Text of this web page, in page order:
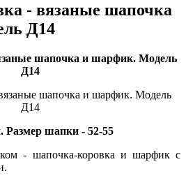
- вязаные шапочка
Д14
шапочка и шарфик. Модель
Д14
Размер шапки - 52-55
- шапочка-коровка и шарфик с